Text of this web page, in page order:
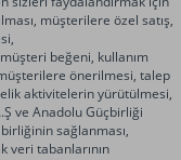
müşterilere özel satış,
beğeni, kullanım
önerilmesi, talep
aktivitelerin yürütülmesi,
ve Anadolu Güçbirliği
sağlanması,
veri tabanlarının